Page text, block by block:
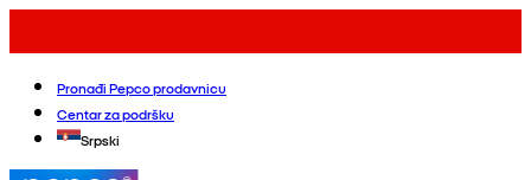
Pronađi Pepco prodavnicu
Centar za podršku
Srpski